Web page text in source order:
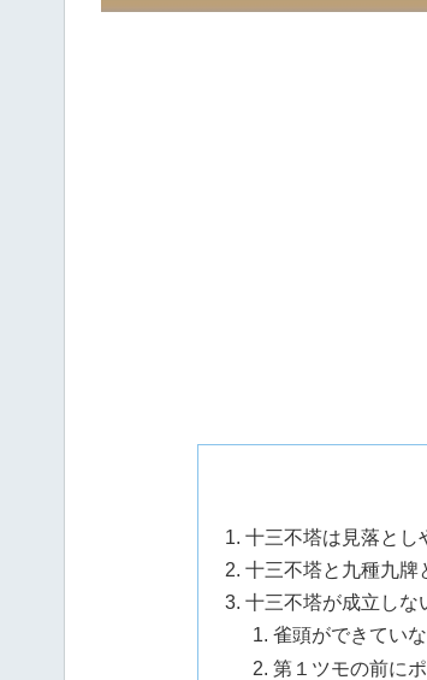
十三不塔は見落とし
十三不塔と九種九牌
十三不塔が成立しな
雀頭ができてい
第１ツモの前に